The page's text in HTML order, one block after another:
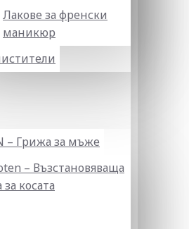
Лакове за френски
маникюр
– Грижа за мъже
– Възстановяваща
косата